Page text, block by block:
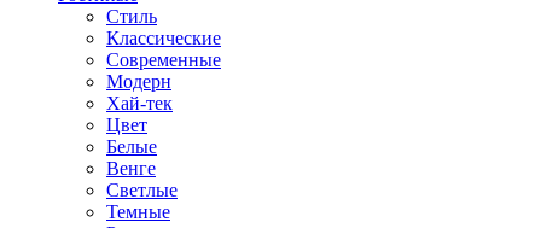
Стиль
Классические
Современные
Модерн
Хай-тек
Цвет
Белые
Венге
Светлые
Темные